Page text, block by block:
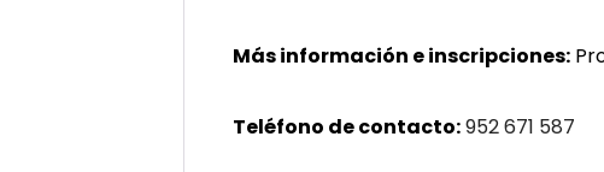
Más información e inscripciones:
Teléfono de contacto:952 671 587